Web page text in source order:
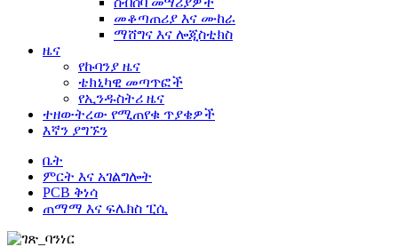
መቆጣጠሪያ እና ሙከራ
ማሸግና እና ሎጂስቲክስ
ዜና
የኩባንያ ዜና
ቴክኒካዊ መጣጥፎች
የኢንዱስትሪ ዜና
ተዘውትረው የሚጠየቁ ጥያቄዎች
እኛን ያግኙን
ቤት
ምርት እና አገልግሎት
PCB ቅነሳ
ጠማማ እና ፍሌክስ ፒሲ